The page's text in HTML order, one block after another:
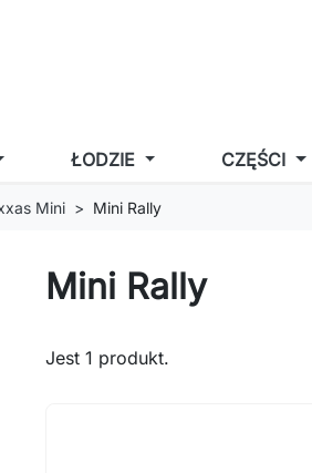
ŁODZIE CZĘŚCI
Mini Mini Rally
Mini Rally
Jest 1 produkt.